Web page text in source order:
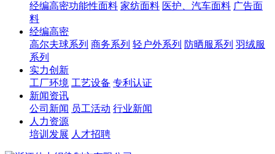
经编高密功能性面料 家纺面料 医护、汽车面料 广告面
料
经编高密
高尔夫球系列 商务系列 轻户外系列 防晒服系列 羽绒服
系列
实力创新
工厂环境 工艺设备 专利认证
新闻资讯
公司新闻 员工活动 行业新闻
人力资源
培训发展 人才招聘